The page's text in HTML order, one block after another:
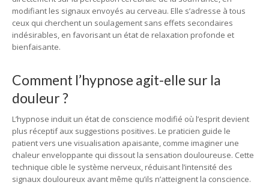
modifiant les signaux envoyés au cerveau. Elle s’adresse à tous
ceux qui cherchent un soulagement sans effets secondaires
indésirables, en favorisant un état de relaxation profonde et
bienfaisante.
Comment l’hypnose agit-elle sur la
douleur ?
L’hypnose induit un état de conscience modifié où l’esprit devient
plus réceptif aux suggestions positives. Le praticien guide le
patient vers une visualisation apaisante, comme imaginer une
chaleur enveloppante qui dissout la sensation douloureuse. Cette
technique cible le système nerveux, réduisant l’intensité des
signaux douloureux avant même qu’ils n’atteignent la conscience.